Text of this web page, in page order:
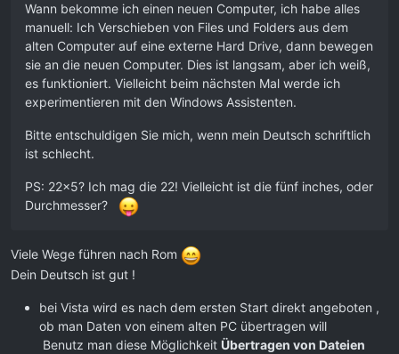
Wann bekomme ich einen neuen Computer, ich habe alles
manuell: Ich Verschieben von Files und Folders aus dem
alten Computer auf eine externe Hard Drive, dann bewegen
sie an die neuen Computer. Dies ist langsam, aber ich weiß,
es funktioniert. Vielleicht beim nächsten Mal werde ich
experimentieren mit den Windows Assistenten.
Bitte entschuldigen Sie mich, wenn mein Deutsch schriftlich
ist schlecht.
PS: 22x5? Ich mag die 22! Vielleicht ist die fünf inches, oder
Durchmesser?
Viele Wege führen nach Rom
Dein Deutsch ist gut !
bei Vista wird es nach dem ersten Start direkt angeboten ,
ob man Daten von einem alten PC übertragen will
Benutz man diese Möglichkeit Übertragen von Dateien